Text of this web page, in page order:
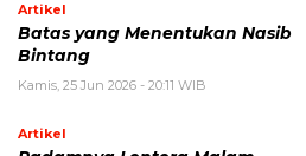
Artikel
Batas yang Menentukan Nasib
Bintang
Kamis, 25 Jun 2026 - 20:11 WIB
Artikel